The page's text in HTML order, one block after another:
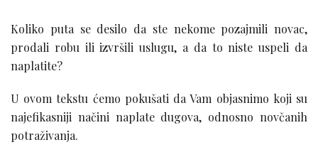
Koliko puta se desilo da ste nekome pozajmili novac,
prodali robu ili izvršili uslugu, a da to niste uspeli da
naplatite?
U ovom tekstu ćemo pokušati da Vam objasnimo koji su
najefikasniji načini naplate dugova, odnosno novčanih
potraživanja.